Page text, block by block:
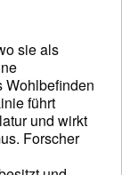
sie als
Wohlbefinden
führt
und wirkt
Forscher